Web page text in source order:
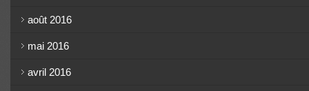
août 2016
mai 2016
avril 2016